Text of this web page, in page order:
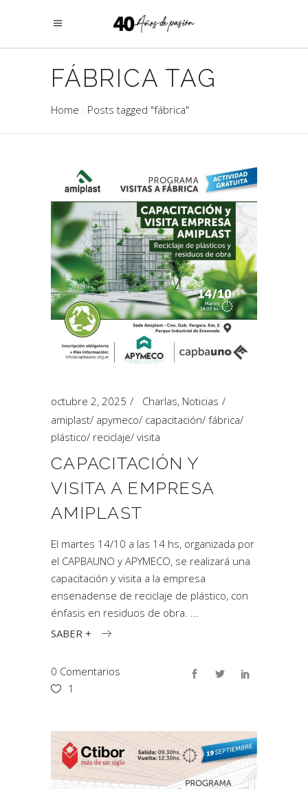
FÁBRICA TAG
Home Posts tagged "fábrica"
octubre 2, 2025 Charlas, Noticias
amiplast/ apymeco/ capacitación/ fábrica/
plástico/ reciclaje/ visita
CAPACITACIÓN Y
VISITA A EMPRESA
AMIPLAST
El martes 14/10 a las 14 hs, organizada por
el CAPBAUNO y APYMECO, se realizará una
capacitación y visita a la empresa
ensenadense de reciclaje de plástico, con
énfasis en residuos de obra.
SABER +
0 Comentarios
1